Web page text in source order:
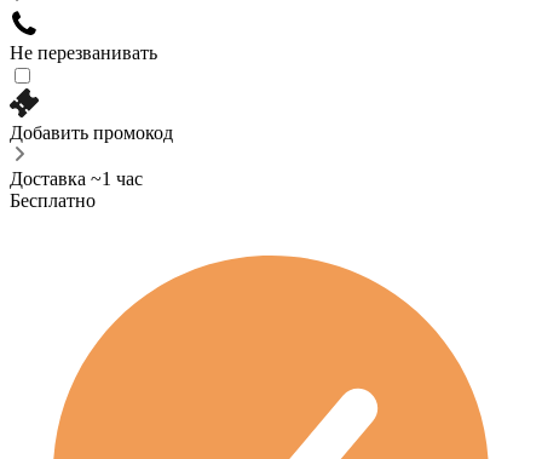
Не перезванивать
Добавить промокод
Доставка ~1 час
Бесплатно